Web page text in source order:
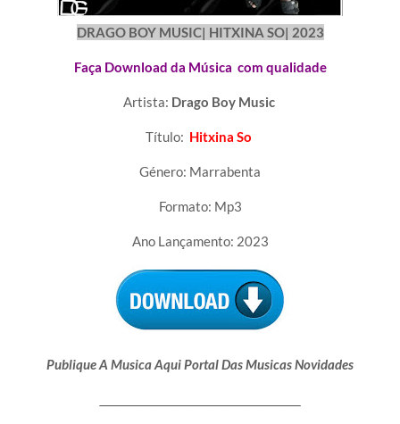
DRAGO BOY MUSIC| HITXINA SO| 2023
Faça Download da Música com qualidade
Artista: Drago Boy Music
Título: Hitxina So
Género: Marrabenta
Formato: Mp3
Ano Lançamento: 2023
Publique A Musica Aqui Portal Das Musicas Novidades